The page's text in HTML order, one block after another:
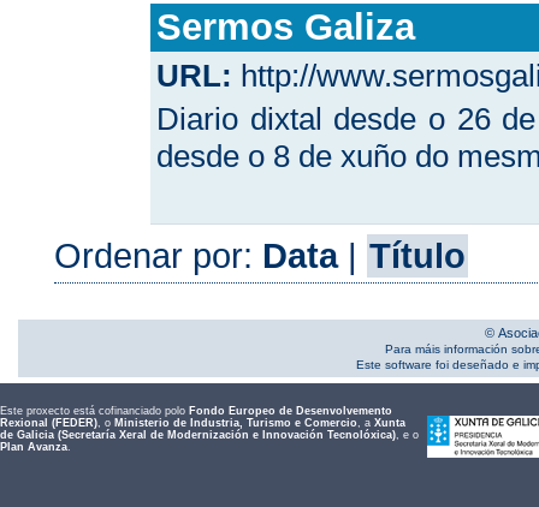
Sermos Galiza
URL: http://
Diario dixtal desde o 26
desde o 8 de xuño do
Ordenar por: Data| Título
©
Para máis información
Este software foi deseñado e
Este proxecto está cofinanciado polo Fondo Europeo de Desenvolvemento
Rexional (FEDER), o Ministerio de Industria, Turismo e Comercio, a Xunta
de Galicia (Secretaría Xeral de Modernización e Innovación Tecnolóxica), e o
Plan Avanza.